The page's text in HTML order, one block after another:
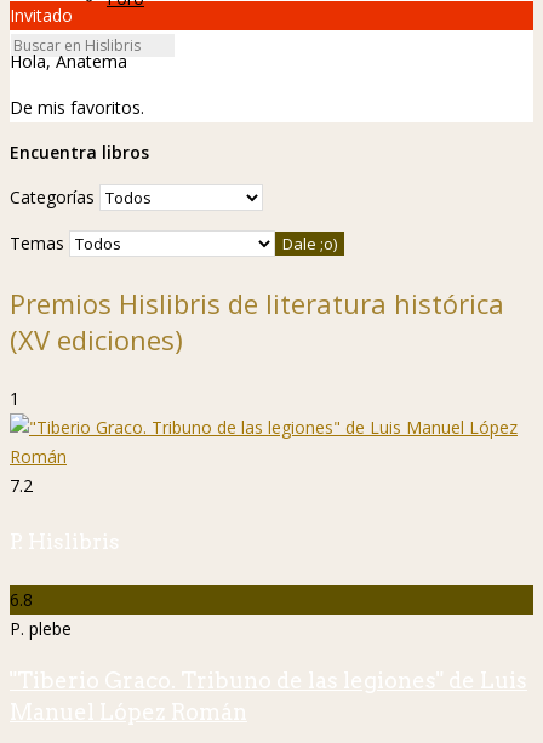
Invitado
Hola, Anatema
De mis favoritos.
Encuentra libros
Categorías
Temas
Premios Hislibris de literatura histórica
(XV ediciones)
1
7.2
P. Hislibris
6.8
P. plebe
"Tiberio Graco. Tribuno de las legiones" de Luis
Manuel López Román